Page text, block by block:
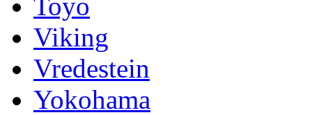
Viking
Vredestein
Yokohama